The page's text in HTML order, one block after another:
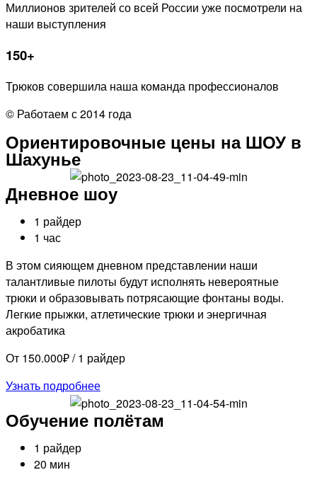
Миллионов зрителей со всей России уже посмотрели на
наши выступления
150+
Трюков совершила наша команда профессионалов
© Работаем с 2014 года
Ориентировочные цены на ШОУ в
Шахунье
Дневное шоу
1 райдер
1 час
В этом сияющем дневном представлении наши
талантливые пилоты будут исполнять невероятные
трюки и образовывать потрясающие фонтаны воды.
Легкие прыжки, атлетические трюки и энергичная
акробатика
От 150.000₽ / 1 райдер
Узнать подробнее
Обучение полётам
1 райдер
20 мин